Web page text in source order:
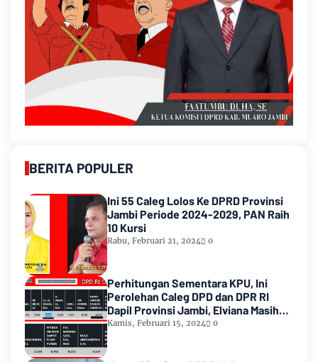
BERITA POPULER
Ini 55 Caleg Lolos Ke DPRD Provinsi
Jambi Periode 2024-2029, PAN Raih
10 Kursi
Rabu, Februari 21, 2024 0
Perhitungan Sementara KPU, Ini
Perolehan Caleg DPD dan DPR RI
Dapil Provinsi Jambi, Elviana Masih
Urutan Kedua Teratas
Kamis, Februari 15, 2024 0